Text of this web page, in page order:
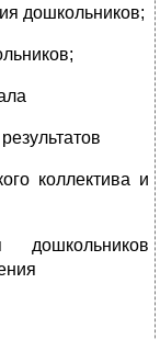
дошкольников;
коллектива и